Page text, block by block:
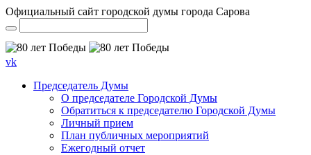
Официальный сайт городской думы города Сарова
vk
Председатель Думы
О председателе Городской Думы
Обратиться к председателю Городской Думы
Личный прием
План публичных мероприятий
Ежегодный отчет